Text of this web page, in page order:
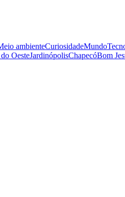
ambienteCuriosidadeMundo
OesteJardinópolisChapecóBom